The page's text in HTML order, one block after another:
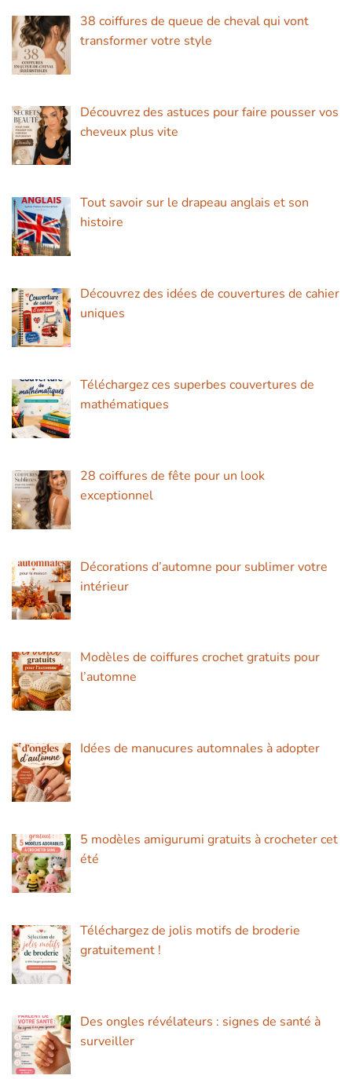
38 coiffures de queue de cheval qui vont
transformer votre style
Découvrez des astuces pour faire pousser vos
cheveux plus vite
Tout savoir sur le drapeau anglais et son
histoire
Découvrez des idées de couvertures de cahier
uniques
Téléchargez ces superbes couvertures de
mathématiques
28 coiffures de fête pour un look
exceptionnel
Décorations d’automne pour sublimer votre
intérieur
Modèles de coiffures crochet gratuits pour
l’automne
Idées de manucures automnales à adopter
5 modèles amigurumi gratuits à crocheter cet
été
Téléchargez de jolis motifs de broderie
gratuitement !
Des ongles révélateurs : signes de santé à
surveiller